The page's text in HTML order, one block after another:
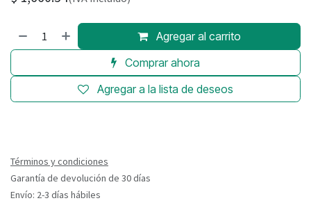
Agregar al carrito
Comprar ahora
Agregar a la lista de deseos
Términos y condiciones
Garantía de devolución de 30 días
Envío: 2-3 días hábiles